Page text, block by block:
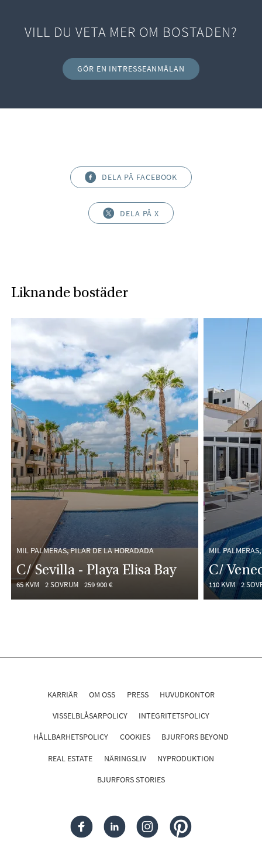
VILL DU VETA MER OM BOSTADEN?
GÖR EN INTRESSEANMÄLAN
DELA PÅ FACEBOOK
DELA PÅ X
Liknande bostäder
MIL PALMERAS, PILAR DE LA HORADADA
C/ Sevilla - Playa Elisa Bay
65 KVM 2 SOVRUM 259 900 €
MIL
C/
110 KVM 2
KARRIÄR OM OSS PRESS HUVUDKONTOR
VISSELBLÅSARPOLICY INTEGRITETSPOLICY
HÅLLBARHETSPOLICY COOKIES BJURFORS BEYOND
REAL ESTATE NÄRINGSLIV NYPRODUKTION
BJURFORS STORIES